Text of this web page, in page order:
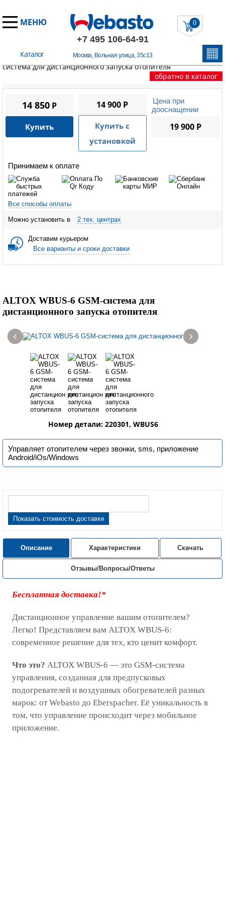
МЕНЮ
+7 495 106-64-91
Москва, Вольная улица, 35с13
Каталог
0
Главная / Пульты управления Вебасто/ ALTOX WBUS-6 GSM-
система для дистанционного запуска отопителя
обратно в каталог
Принимаем к оплате
Все способы оплаты
Можно установить в 2 тех. центрах
Доставим курьером
Все варианты и сроки доставки
14 850 P
Купить
14 900 P
Купить с
установкой
Цена при
дооснащении
19 900 P
ALTOX WBUS-6 GSM-система для
дистанционного запуска отопителя
‹ ›
Номер детали: 220301, WBUS6
Управляет отопителем через звонки, sms, приложение
Android/iOs/Windows
Показать стоимость доставки
Описание Характеристики Скачать
Отзывы/Вопросы/Ответы
Бесплатная доставка!*
Дистанционное управление вашим отопителем?
Легко! Представляем вам ALTOX WBUS-6:
современное решение для тех, кто ценит комфорт.
Что это? ALTOX WBUS-6 — это GSM-система
управления, созданная для предпусковых
подогревателей и воздушных обогревателей разных
марок: от Webasto до Eberspacher. Её уникальность в
том, что управление происходит через мобильное
приложение.